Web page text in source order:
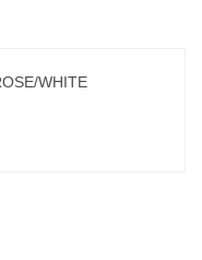
WHITE